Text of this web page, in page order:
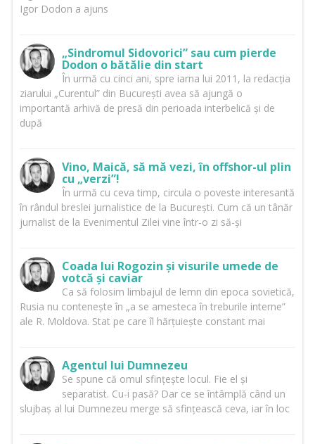
Igor Dodon a ajuns
„Sindromul Sidovorici” sau cum pierde
Dodon o bătălie din start
În urmă cu cinci ani, spre iarna lui 2011, la redacția
ziarului „Curentul” din București avea să ajungă o
importantă arhivă de presă din perioada interbelică și de
după
Vino, Maică, să mă vezi, în offshor-ul plin
cu „verzi”!
În urmă cu ceva timp, circula o poveste interesantă
în rândul breslei jurnalistice de la București. Cum că un tânăr
jurnalist de la Evenimentul Zilei vine într-o zi să-și
Coada lui Rogozin și visurile umede de
votcă și caviar
Ca să folosim limbajul de lemn din epoca sovietică,
Rusia nu contenește în „a se amesteca în treburile interne”
ale R. Moldova. Stat pe care îl hărțuiește constant mai
Agentul lui Dumnezeu
Se spune că omul sfințește locul. Fie el și
separatist. Cu-i pasă? Dar ce se întâmplă când un
slujbaș al lui Dumnezeu merge să sfințească ceva, iar în loc